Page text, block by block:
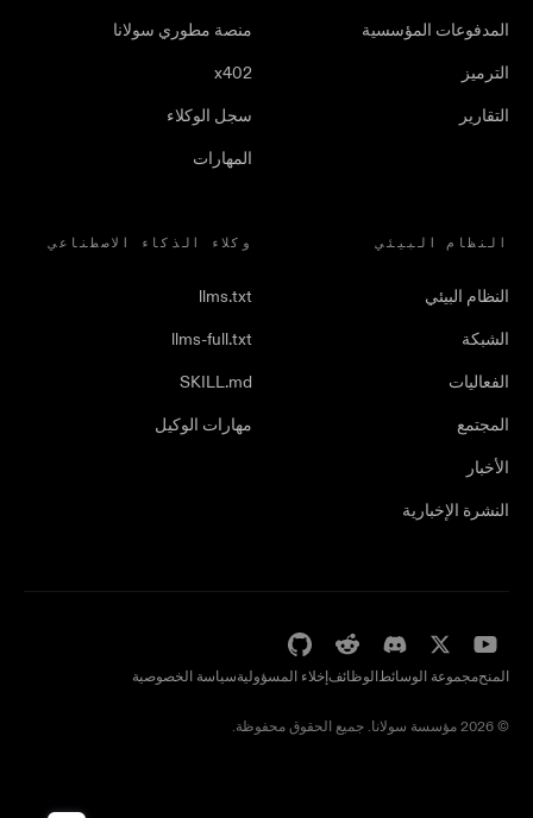
المدفوعات المؤسسية
الترميز
التقارير
منصة مطوري سولانا
x402
سجل الوكلاء
المهارات
النظام البيئي
النظام البيئي
الشبكة
الفعاليات
المجتمع
الأخبار
النشرة الإخبارية
وكلاء الذكاء الاصطناعي
llms.txt
llms-full.txt
SKILL.md
مهارات الوكيل
المنحمجموعة الوسائطالوظائفإخلاء المسؤوليةسياسة الخصوصية
© 2026 مؤسسة سولانا. جميع الحقوق محفوظة.